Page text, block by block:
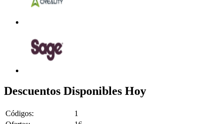
Descuentos Disponibles Hoy
Códigos:
1